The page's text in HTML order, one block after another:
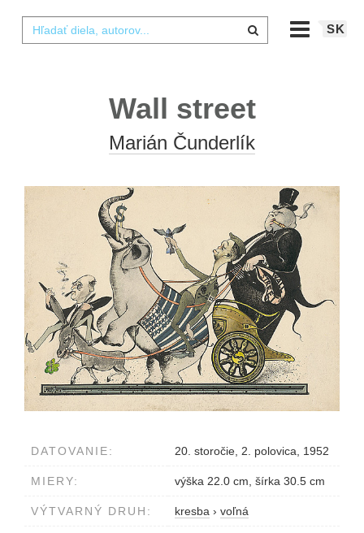
SK
Wall street
Marián Čunderlík
DATOVANIE: 20. storočie, 2. polovica, 1952
MIERY: výška 22.0 cm, šírka 30.5 cm
VÝTVARNÝ DRUH: kresba › voľná